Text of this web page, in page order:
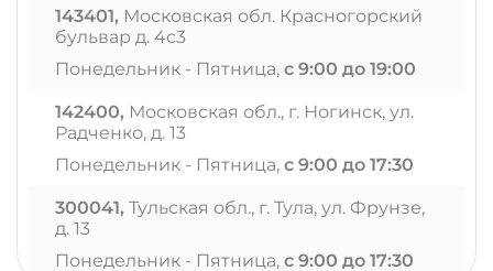
143401, Московская обл. Красногорский
бульвар д. 4с3
Понедельник - Пятница, с 9:00 до 19:00
142400, Московская обл., г. Ногинск, ул.
Радченко, д. 13
Понедельник - Пятница, с 9:00 до 17:30
300041, Тульская обл., г. Тула, ул. Фрунзе,
д. 13
Понедельник - Пятница, с 9:00 до 17:30